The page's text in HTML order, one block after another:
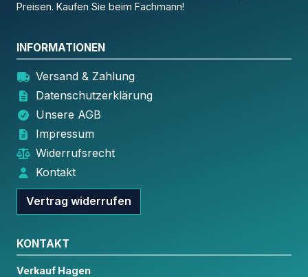
Preisen. Kaufen Sie beim Fachmann!
INFORMATIONEN
Versand & Zahlung
Datenschutzerklärung
Unsere AGB
Impressum
Widerrufsrecht
Kontakt
Vertrag widerrufen
KONTAKT
Verkauf Hagen